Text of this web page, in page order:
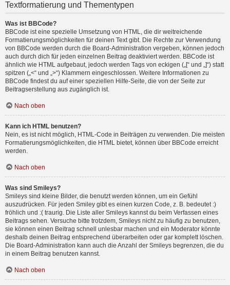
Textformatierung und Thementypen
Was ist BBCode?
BBCode ist eine spezielle Umsetzung von HTML, die dir weitreichende
Formatierungsmöglichkeiten für deinen Text gibt. Die Rechte zur Verwendung
von BBCode werden durch die Board-Administration vergeben, können jedoch
auch durch dich für jeden einzelnen Beitrag deaktiviert werden. BBCode ist
ähnlich wie HTML aufgebaut, jedoch werden Tags von eckigen („[“ und „]“) statt
spitzen („<“ und „>“) Klammern eingeschlossen. Weitere Informationen zu
BBCode findest du auf einer speziellen Hilfe-Seite, die von der Seite zur
Beitragserstellung aus zugänglich ist.
Nach oben
Kann ich HTML benutzen?
Nein, es ist nicht möglich, HTML-Code in Beiträgen zu verwenden. Die meisten
Formatierungsmöglichkeiten, die HTML bietet, können über BBCode erreicht
werden.
Nach oben
Was sind Smileys?
Smileys sind kleine Bilder, die benutzt werden können, um ein Gefühl
auszudrücken. Für jeden Smiley gibt es einen kurzen Code, z. B. bedeutet :)
fröhlich und :( traurig. Die Liste aller Smileys kannst du beim Verfassen eines
Beitrags sehen. Versuche bitte trotzdem, Smileys nicht zu häufig zu benutzen,
sie können einen Beitrag schnell unlesbar machen und ein Moderator könnte
deshalb deinen Beitrag entsprechend überarbeiten oder gar komplett löschen.
Die Board-Administration kann auch die Anzahl der Smileys begrenzen, die du
in einem Beitrag benutzen kannst.
Nach oben